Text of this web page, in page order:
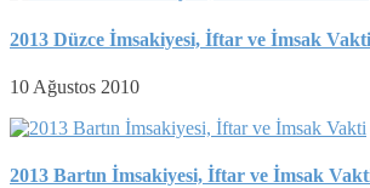
2013 Düzce İmsakiyesi, İftar ve İmsak Vakti
10 Ağustos 2010
2013 Bartın İmsakiyesi, İftar ve İmsak